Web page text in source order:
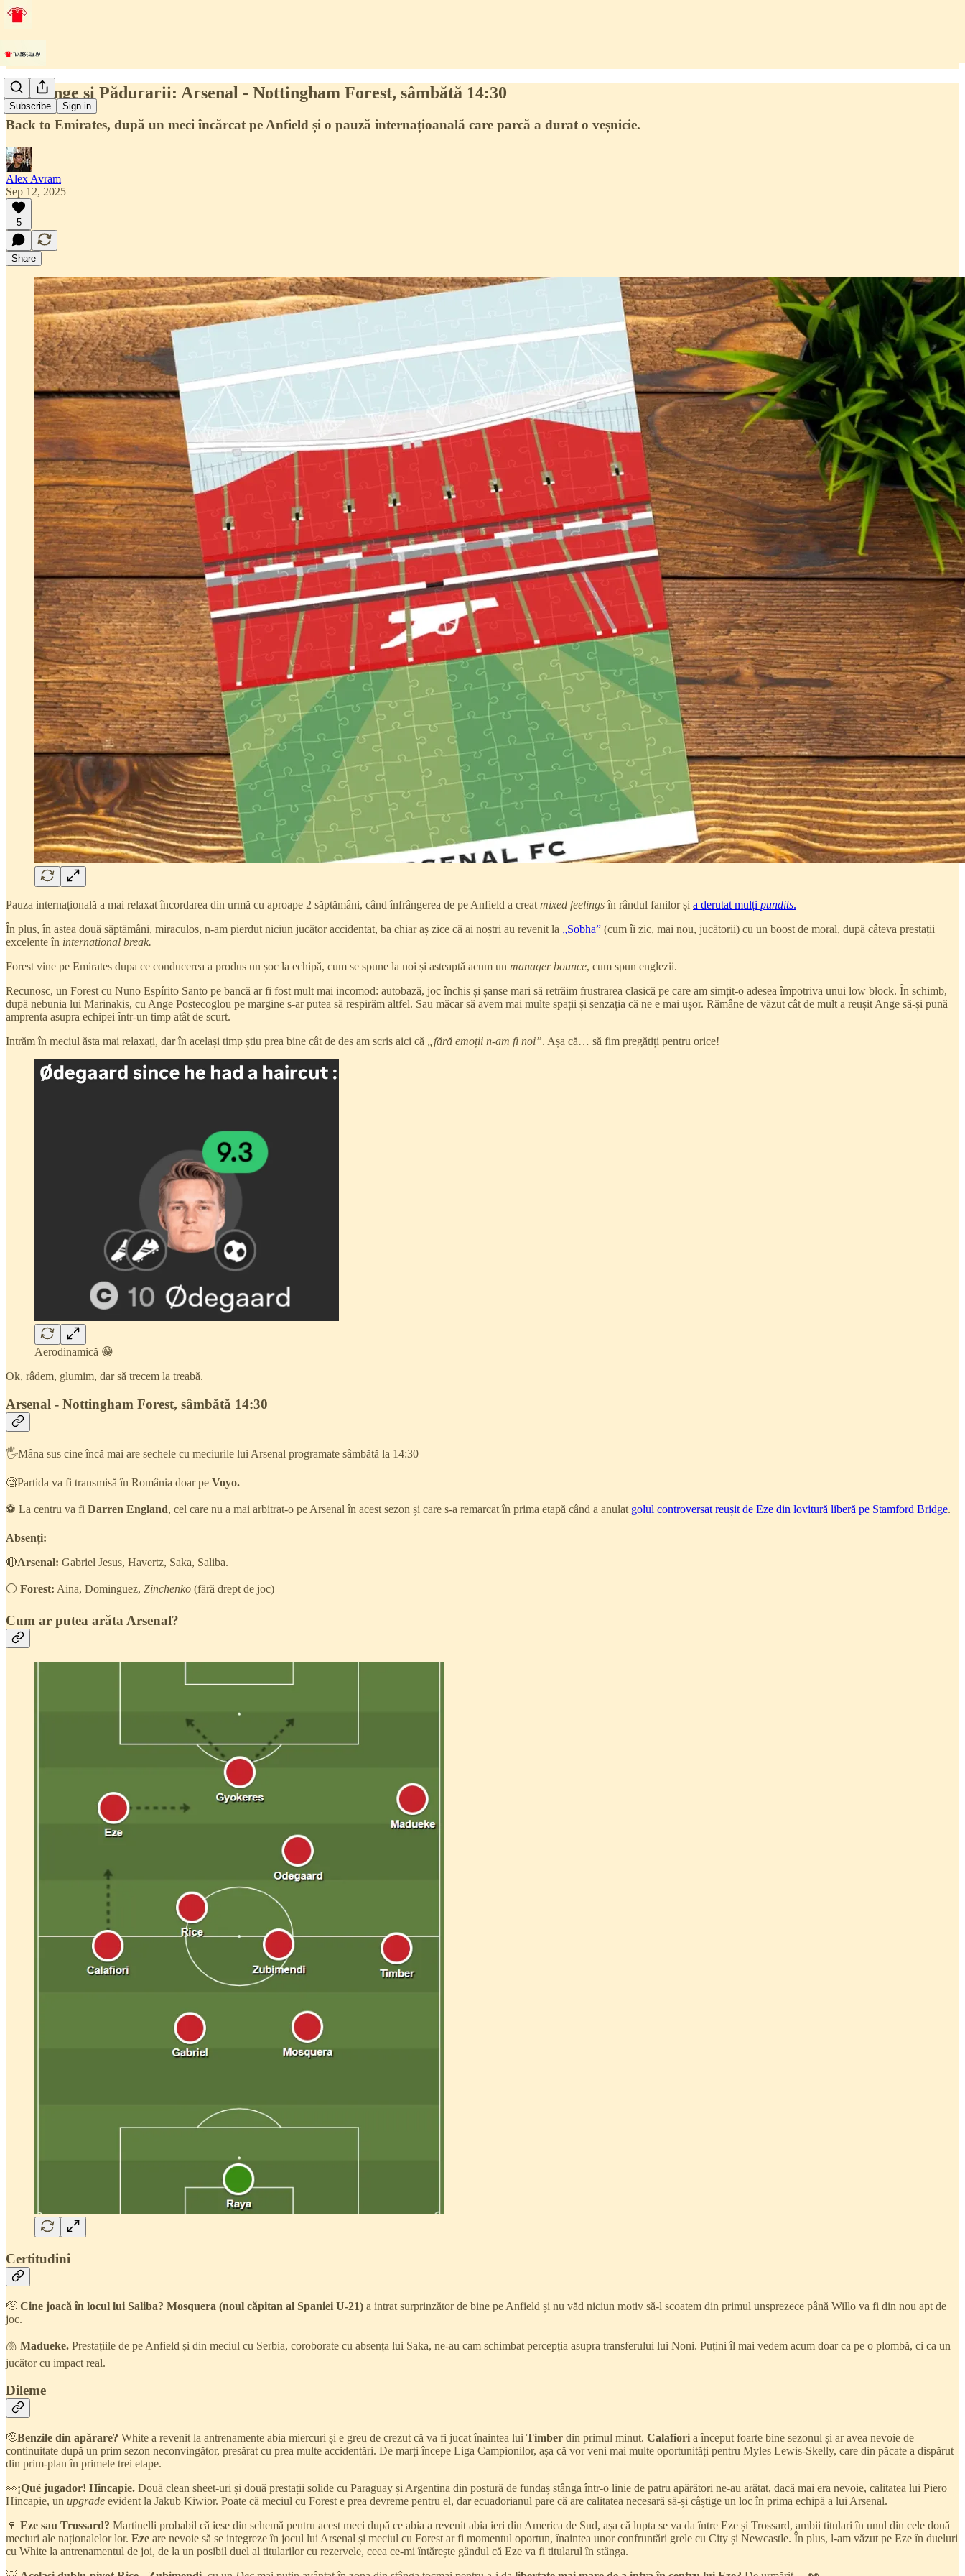
Subscribe Sign in
Eze, Ange și Pădurarii: Arsenal - Nottingham Forest, sâmbătă 14:30
Back to Emirates, după un meci încărcat pe Anfield și o pauză internațioanală care parcă a durat o veșnicie.
Alex Avram
Sep 12, 2025
5
Share
Pauza internațională a mai relaxat încordarea din urmă cu aproape 2 săptămâni, când înfrângerea de pe Anfield a creat mixed feelingsîn rândul fanilor și a derutat mulți pundits.
În plus, în astea două săptămâni, miraculos, n-am pierdut niciun jucător accidentat, ba chiar aș zice că ai noștri au revenit la „Sobha” (cum îi zic, mai nou, jucătorii) cu un boost de moral, după câteva prestații
excelente în international break.
Forest vine pe Emirates dupa ce conducerea a produs un șoc la echipă, cum se spune la noi și asteaptă acum un manager bounce, cum spun englezii.
Recunosc, un Forest cu Nuno Espírito Santo pe bancă ar fi fost mult mai incomod: autobază, joc închis și șanse mari să retrăim frustrarea clasică pe care am simțit-o adesea împotriva unui low block. În schimb,
după nebunia lui Marinakis, cu Ange Postecoglou pe margine s-ar putea să respirăm altfel. Sau măcar să avem mai multe spații și senzația că ne e mai ușor. Rămâne de văzut cât de mult a reușit Ange să-și pună
amprenta asupra echipei într-un timp atât de scurt.
Intrăm în meciul ăsta mai relaxați, dar în același timp știu prea bine cât de des am scris aici că
„fără emoții n-am fi noi”. Așa că… să fim pregătiți pentru orice!
Aerodinamică 😁
Ok, râdem, glumim, dar să trecem la treabă.
Arsenal - Nottingham Forest, sâmbătă 14:30
🖐️Mâna sus cine încă mai are sechele cu meciurile lui Arsenal programate sâmbătă la 14:30
🧐Partida va fi transmisă în România doar pe Voyo.
⚽ La centru va fi Darren England, cel care nu a mai arbitrat-o pe Arsenal în acest sezon și care s-a remarcat în prima etapă când a anulat golul controversat reușit de Eze din lovitură liberă pe Stamford Bridge.
Absenți:
🔴Arsenal: Gabriel Jesus, Havertz, Saka, Saliba.
⚪ Forest: Aina, Dominguez, Zinchenko (fără drept de joc)
Cum ar putea arăta Arsenal?
Certitudini
🫡 Cine joacă în locul lui Saliba? Mosquera (noul căpitan al Spaniei U-21) a intrat surprinzător de bine pe Anfield și nu văd niciun motiv să-l scoatem din primul unsprezece până Willo va fi din nou apt de
joc.
🫁 Madueke. Prestațiile de pe Anfield și din meciul cu Serbia, coroborate cu absența lui Saka, ne-au cam schimbat percepția asupra transferului lui Noni. Puțini îl mai vedem acum doar ca pe o plombă, ci ca un
jucător cu impact real.
Dileme
🫡Benzile din apărare? White a revenit la antrenamente abia miercuri și e greu de crezut că va fi jucat înaintea lui Timber din primul minut. Calafiori a început foarte bine sezonul și ar avea nevoie de
continuitate după un prim sezon neconvingător, presărat cu prea multe accidentări. De marți începe Liga Campionilor, așa că vor veni mai multe oportunități pentru Myles Lewis-Skelly, care din păcate a dispărut
din prim-plan în primele trei etape.
👀¡Qué jugador! Hincapie. Două clean sheet-uri și două prestații solide cu Paraguay și Argentina din postură de fundaș stânga într-o linie de patru apărători ne-au arătat, dacă mai era nevoie, calitatea lui Piero
Hincapie, un upgrade evident la Jakub Kiwior. Poate că meciul cu Forest e prea devreme pentru el, dar ecuadorianul pare că are calitatea necesară să-și câștige un loc în prima echipă a lui Arsenal.
🍷 Eze sau Trossard? Martinelli probabil că iese din schemă pentru acest meci după ce abia a revenit abia ieri din America de Sud, așa că lupta se va da între Eze și Trossard, ambii titulari în unul din cele două
meciuri ale naționalelor lor. Eze are nevoie să se integreze în jocul lui Arsenal și meciul cu Forest ar fi momentul oportun, înaintea unor confruntări grele cu City și Newcastle. În plus, l-am văzut pe Eze în dueluri
cu White la antrenamentul de joi, de la un posibil duel al titularilor cu rezervele, ceea ce-mi întărește gândul că Eze va fi titularul în stânga.